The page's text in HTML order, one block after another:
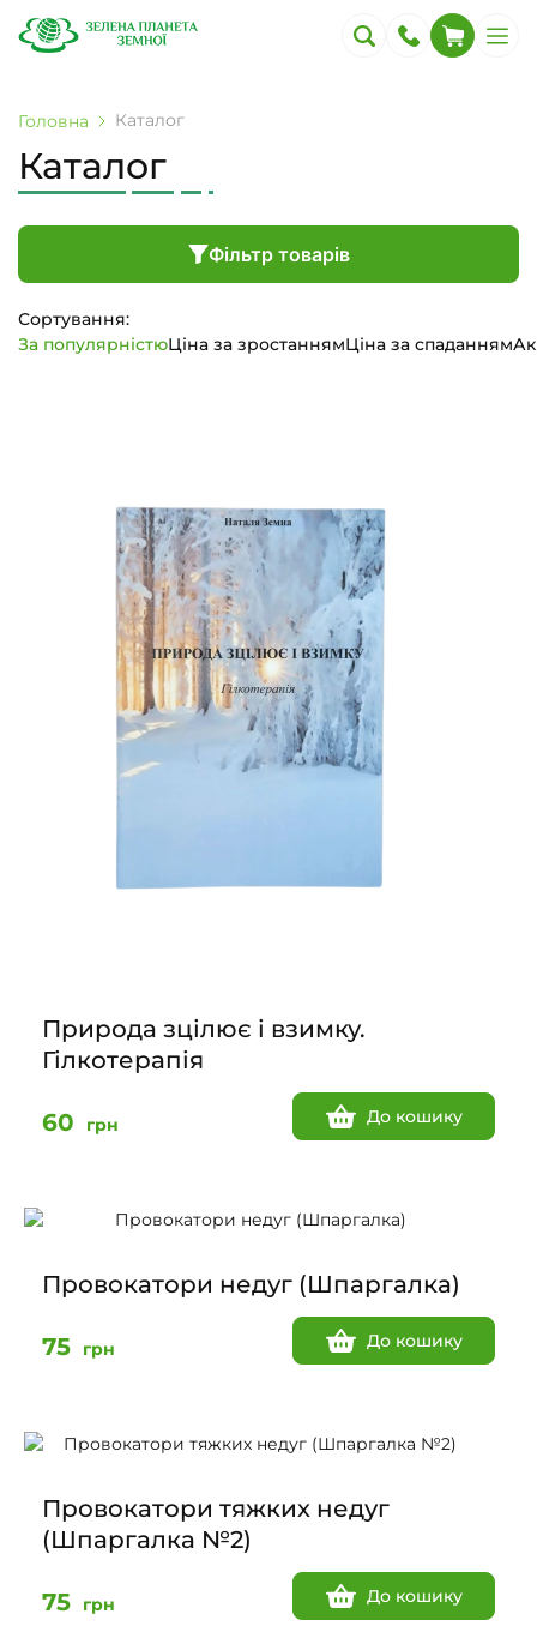
Головна Каталог
Каталог
Фільтр товарів
Сортування:
За популярністюЦіна за зростаннямЦіна за спаданням
Природа зцілює і взимку.
Гілкотерапія
60 грн До кошику
Провокатори недуг (Шпаргалка)
75 грн До кошику
Провокатори тяжких недуг
(Шпаргалка №2)
75 грн До кошику